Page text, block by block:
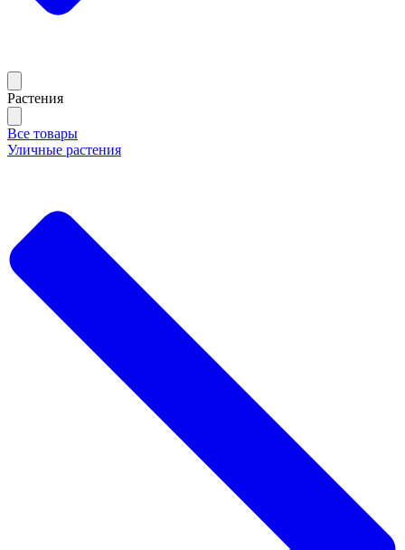
Растения
Все товары
Уличные растения